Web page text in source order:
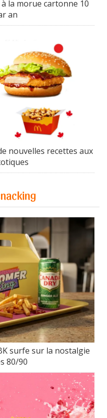
la morue cartonne 10
an
nouvelles recettes aux
surfe sur la nostalgie
80/90